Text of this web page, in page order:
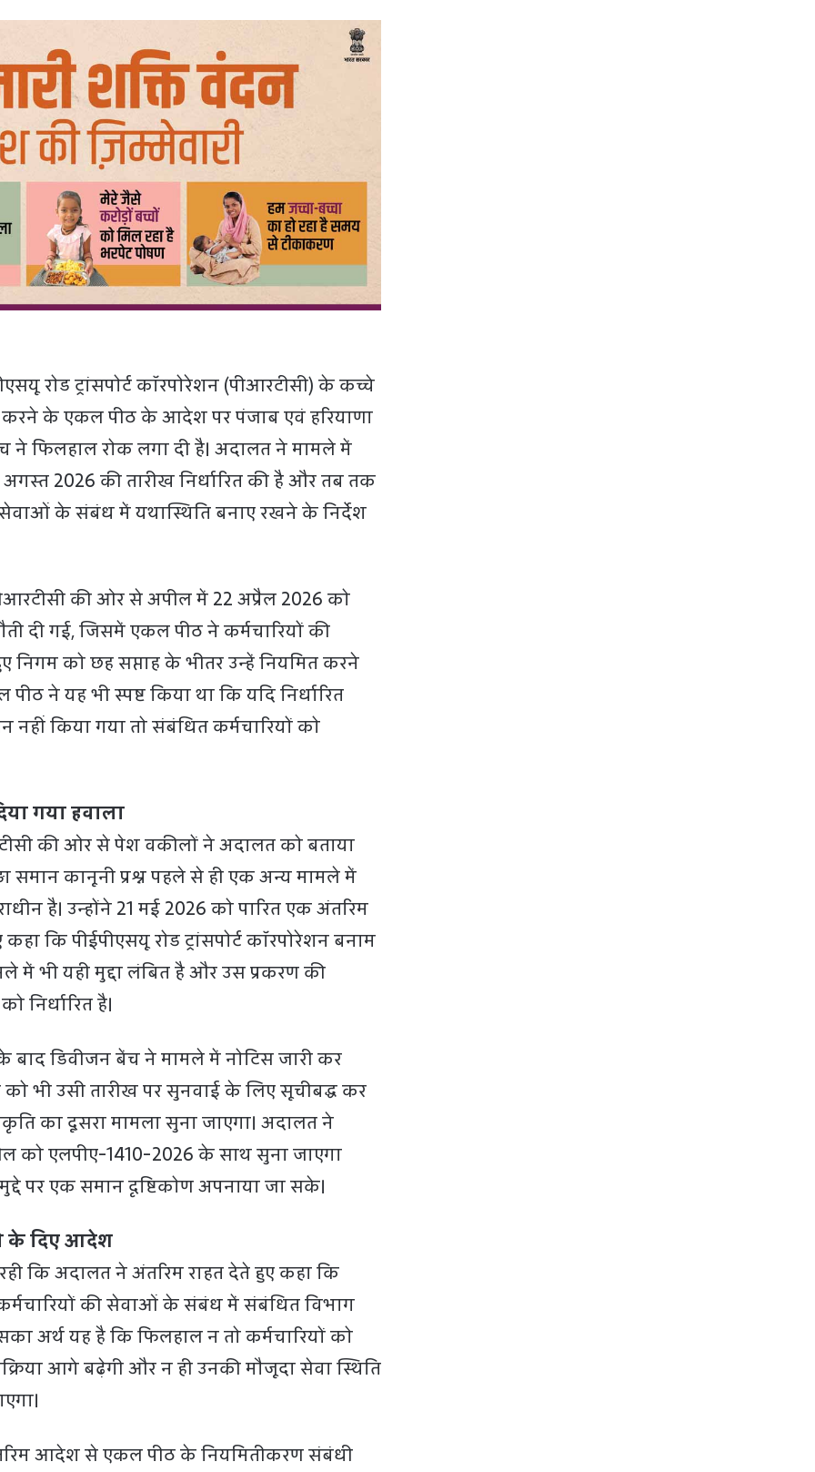
रोड ट्रांसपोर्ट कॉरपोरेशन (पीआरटीसी) के कच्चे
करने के एकल पीठ के आदेश पर पंजाब एवं हरियाणा
ने फिलहाल रोक लगा दी है। अदालत ने मामले में
अगस्त 2026 की तारीख निर्धारित की है और तब तक
सेवाओं के संबंध में यथास्थिति बनाए रखने के निर्देश
की ओर से अपील में 22 अप्रैल 2026 को
दी गई, जिसमें एकल पीठ ने कर्मचारियों की
निगम को छह सप्ताह के भीतर उन्हें नियमित करने
पीठ ने यह भी स्पष्ट किया था कि यदि निर्धारित
किया गया तो संबंधित कर्मचारियों को
गया हवाला
की ओर से पेश वकीलों ने अदालत को बताया
समान कानूनी प्रश्न पहले से ही एक अन्य मामले में
है। उन्होंने 21 मई 2026 को पारित एक अंतरिम
कि पीईपीएसयू रोड ट्रांसपोर्ट कॉरपोरेशन बनाम
में भी यही मुद्दा लंबित है और उस प्रकरण की
निर्धारित है।
बाद डिवीजन बेंच ने मामले में नोटिस जारी कर
भी उसी तारीख पर सुनवाई के लिए सूचीबद्ध कर
का दूसरा मामला सुना जाएगा। अदालत ने
को एलपीए-1410-2026 के साथ सुना जाएगा
पर एक समान दृष्टिकोण अपनाया जा सके।
के दिए आदेश
कि अदालत ने अंतरिम राहत देते हुए कहा कि
कर्मचारियों की सेवाओं के संबंध में संबंधित विभाग
अर्थ यह है कि फिलहाल न तो कर्मचारियों को
आगे बढ़ेगी और न ही उनकी मौजूदा सेवा स्थिति
आदेश से एकल पीठ के नियमितीकरण संबंधी